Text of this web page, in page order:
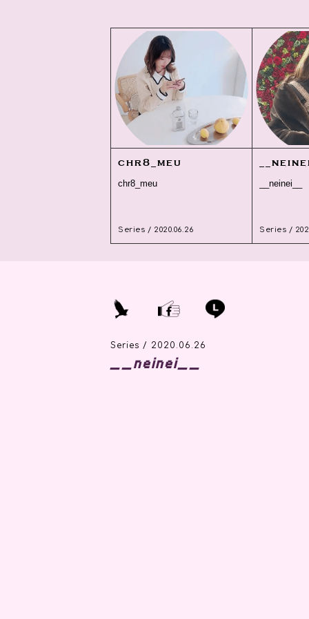
chr8_meu
chr8_meu
Series / 2020.06.26
__neinei__
Series /
Series / 2020.06.26
__neinei__